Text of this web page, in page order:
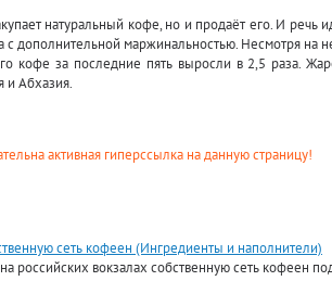
натуральный кофе, но и продаёт его. И речь
с дополнительной маржинальностью. Несмотря
кофе за последние пять выросли в 2,5 раза.
и Абхазия.
активная гиперссылка на данную страницу!
сеть кофеен (Ингредиенты и наполнители)
российских вокзалах собственную сеть кофеен